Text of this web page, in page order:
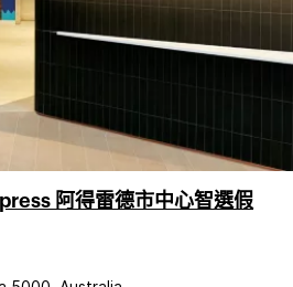
阿得雷德市中心智選假